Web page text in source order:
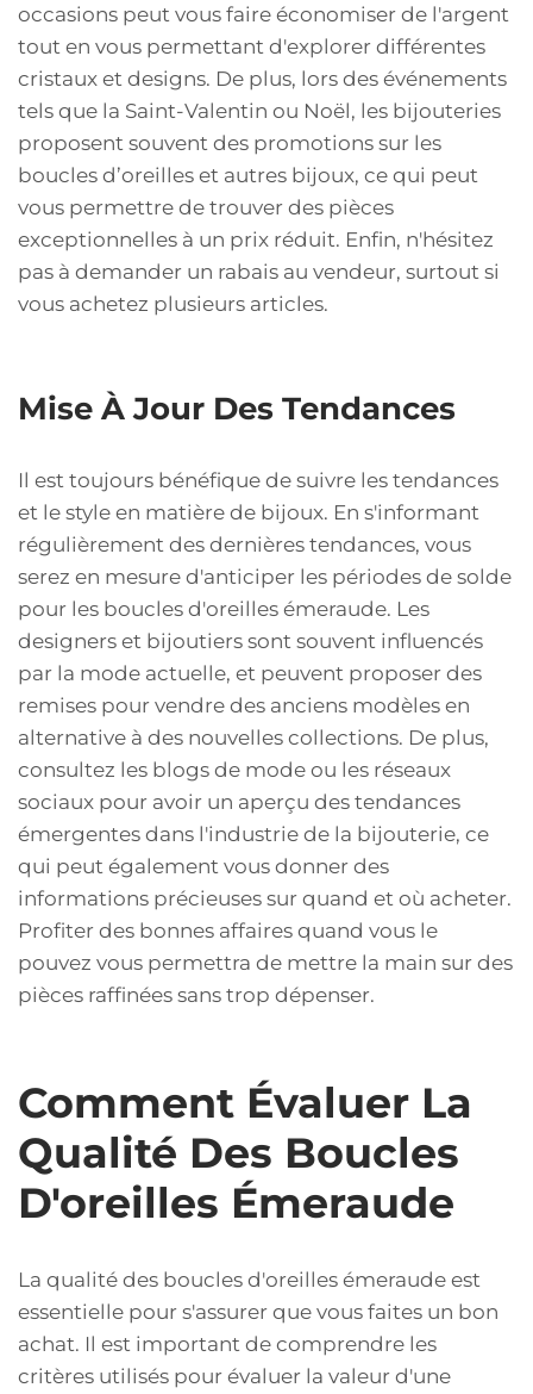
occasions peut vous faire économiser de l'argent
tout en vous permettant d'explorer différentes
cristaux et designs. De plus, lors des événements
tels que la Saint-Valentin ou Noël, les bijouteries
proposent souvent des promotions sur les
boucles d’oreilles et autres bijoux, ce qui peut
vous permettre de trouver des pièces
exceptionnelles à un prix réduit. Enfin, n'hésitez
pas à demander un rabais au vendeur, surtout si
vous achetez plusieurs articles.
Mise À Jour Des Tendances
Il est toujours bénéfique de suivre les tendances
et le style en matière de bijoux. En s'informant
régulièrement des dernières tendances, vous
serez en mesure d'anticiper les périodes de solde
pour les boucles d'oreilles émeraude. Les
designers et bijoutiers sont souvent influencés
par la mode actuelle, et peuvent proposer des
remises pour vendre des anciens modèles en
alternative à des nouvelles collections. De plus,
consultez les blogs de mode ou les réseaux
sociaux pour avoir un aperçu des tendances
émergentes dans l'industrie de la bijouterie, ce
qui peut également vous donner des
informations précieuses sur quand et où acheter.
Profiter des bonnes affaires quand vous le
pouvez vous permettra de mettre la main sur des
pièces raffinées sans trop dépenser.
Comment Évaluer La
Qualité Des Boucles
D'oreilles Émeraude
La qualité des boucles d'oreilles émeraude est
essentielle pour s'assurer que vous faites un bon
achat. Il est important de comprendre les
critères utilisés pour évaluer la valeur d'une